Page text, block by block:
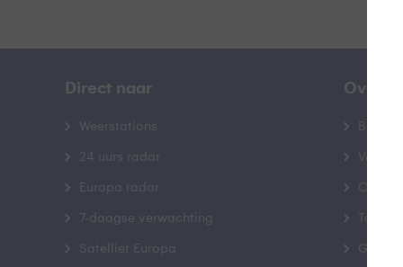
Direct naar
Weerstations
24 uurs radar
Europa radar
7-daagse verwachting
Satelliet Europa
Over
Contact